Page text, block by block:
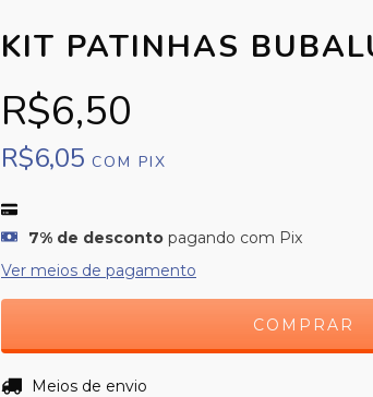
KIT PATINHAS
R$6,50
R$6,05 COM PIX
7% de desconto pagando com Pix
Ver meios de pagamento
Entregas para o CEP:
Meios de envio